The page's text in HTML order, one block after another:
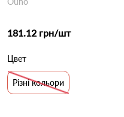
181.12 грн/шт
Цвет
Різні кольори